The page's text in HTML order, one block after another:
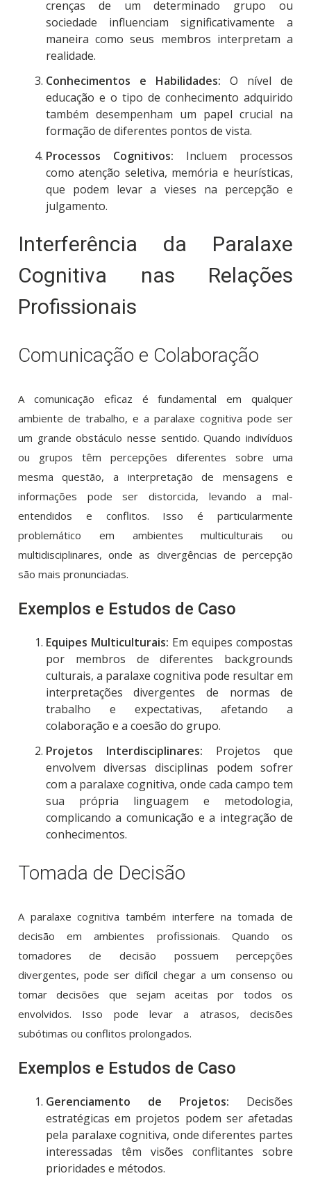
crenças de um determinado grupo ou
sociedade influenciam significativamente a
maneira como seus membros interpretam a
realidade.
Conhecimentos e Habilidades: O nível de
educação e o tipo de conhecimento adquirido
também desempenham um papel crucial na
formação de diferentes pontos de vista.
Processos Cognitivos: Incluem processos
como atenção seletiva, memória e heurísticas,
que podem levar a vieses na percepção e
julgamento.
Interferência da Paralaxe
Cognitiva nas Relações
Profissionais
Comunicação e Colaboração
A comunicação eficaz é fundamental em qualquer
ambiente de trabalho, e a paralaxe cognitiva pode ser
um grande obstáculo nesse sentido. Quando indivíduos
ou grupos têm percepções diferentes sobre uma
mesma questão, a interpretação de mensagens e
informações pode ser distorcida, levando a mal-
entendidos e conflitos. Isso é particularmente
problemático em ambientes multiculturais ou
multidisciplinares, onde as divergências de percepção
são mais pronunciadas.
Exemplos e Estudos de Caso
Equipes Multiculturais: Em equipes compostas
por membros de diferentes backgrounds
culturais, a paralaxe cognitiva pode resultar em
interpretações divergentes de normas de
trabalho e expectativas, afetando a
colaboração e a coesão do grupo.
Projetos Interdisciplinares: Projetos que
envolvem diversas disciplinas podem sofrer
com a paralaxe cognitiva, onde cada campo tem
sua própria linguagem e metodologia,
complicando a comunicação e a integração de
conhecimentos.
Tomada de Decisão
A paralaxe cognitiva também interfere na tomada de
decisão em ambientes profissionais. Quando os
tomadores de decisão possuem percepções
divergentes, pode ser difícil chegar a um consenso ou
tomar decisões que sejam aceitas por todos os
envolvidos. Isso pode levar a atrasos, decisões
subótimas ou conflitos prolongados.
Exemplos e Estudos de Caso
Gerenciamento de Projetos: Decisões
estratégicas em projetos podem ser afetadas
pela paralaxe cognitiva, onde diferentes partes
interessadas têm visões conflitantes sobre
prioridades e métodos.